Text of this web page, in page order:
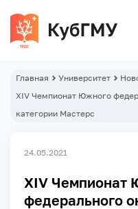
Главная Университет
XIV Чемпионат Южного
категории Мастерс
24.05.2021
XIV Чемпионат
федерального